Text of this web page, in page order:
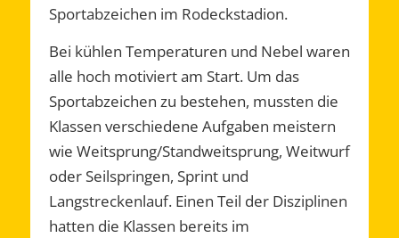
Sportabzeichen im Rodeckstadion.
Bei kühlen Temperaturen und Nebel waren
alle hoch motiviert am Start. Um das
Sportabzeichen zu bestehen, mussten die
Klassen verschiedene Aufgaben meistern
wie Weitsprung/Standweitsprung, Weitwurf
oder Seilspringen, Sprint und
Langstreckenlauf. Einen Teil der Disziplinen
hatten die Klassen bereits im